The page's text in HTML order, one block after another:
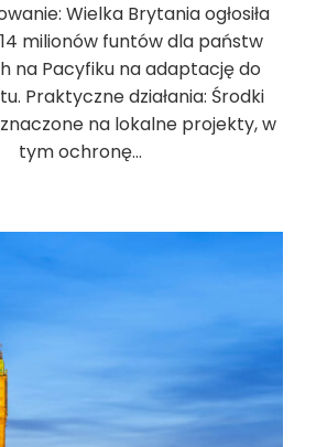
Wielka Brytania ogłosiła
milionów funtów dla państw
na Pacyfiku na adaptację do
Praktyczne działania: Środki
na lokalne projekty, w
tym ochronę…